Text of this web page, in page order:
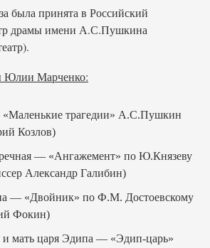
была принята в Российский
драмы имени А.С.Пушкина
Юлии Марченко:
трагедии» А.С.Пушкин
Козлов)
— «Ангажемент» по Ю.Князеву
Александр Галибин)
— «Двойник» по Ф.М. Достоевскому
Фокин)
и мать царя Эдипа — «Эдип-царь»